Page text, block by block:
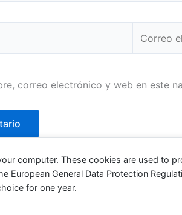
correo electrónico y web en este
computer. These cookies are used to
European General Data Protection
for one year.